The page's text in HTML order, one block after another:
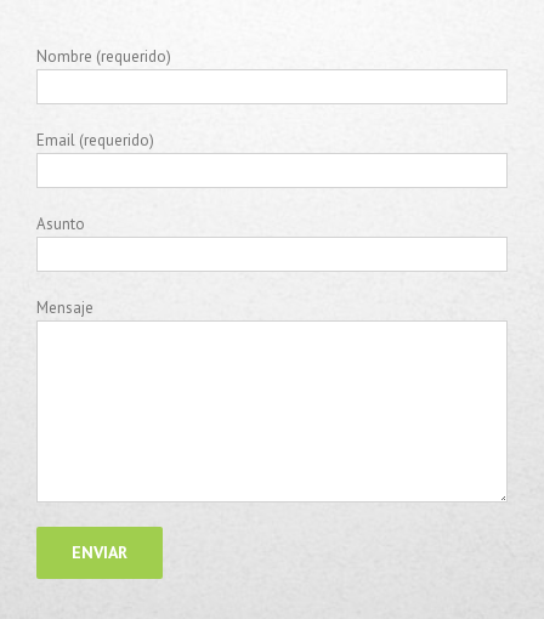
Nombre (requerido)
Email (requerido)
Asunto
Mensaje